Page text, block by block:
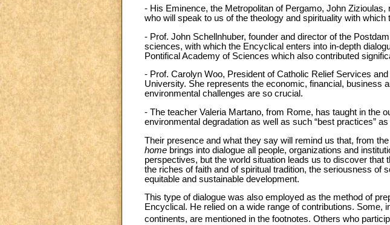
- His Eminence, the Metropolitan of Pergamo, John
who will speak to us of the theology and spirituality with
- Prof. John Schellnhuber, founder and director of the
sciences, with which the Encyclical enters into in-depth
Pontifical Academy of Sciences which also contributed
- Prof. Carolyn Woo, President of Catholic Relief Services
University. She represents the economic, financial,
environmental challenges are so crucial.
- The teacher Valeria Martano, from Rome, has taught in the
environmental degradation as well as such “best practices”
Their presence and what they say will remind us that, from
home brings into dialogue all people, organizations and
perspectives, but the world situation leads us to discover
the riches of faith and of spiritual tradition, the seriousness of
equitable and sustainable development.
This type of dialogue was also employed as the method of
Encyclical. He relied on a wide range of contributions.
continents, are mentioned in the footnotes. Others who